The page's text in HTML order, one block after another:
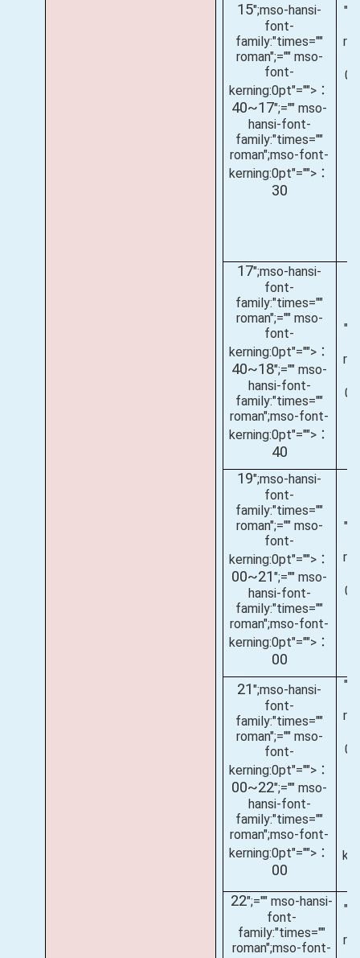
15";mso-hansi-
font-
family:"times=""
roman";="" mso-
font-
kerning:0pt"="">：
40~17";="" mso-
hansi-font-
family:"times=""
roman";mso-font-
kerning:0pt"="">：
30
17";mso-hansi-
font-
family:"times=""
roman";="" mso-
font-
kerning:0pt"="">：
40~18";="" mso-
hansi-font-
family:"times=""
roman";mso-font-
kerning:0pt"="">：
40
19";mso-hansi-
font-
family:"times=""
roman";="" mso-
font-
kerning:0pt"="">：
00~21";="" mso-
hansi-font-
family:"times=""
roman";mso-font-
kerning:0pt"="">：
00
21";mso-hansi-
font-
family:"times=""
roman";="" mso-
font-
kerning:0pt"="">：
00~22";="" mso-
hansi-font-
family:"times=""
roman";mso-font-
kerning:0pt"="">：
00
22";="" mso-hansi-
font-
family:"times=""
roman";mso-font-